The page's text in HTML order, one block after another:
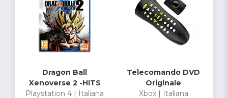
Dragon Ball
Xenoverse 2 -HITS
Playstation 4 | Italiana
Telecomando DVD
Originale
Xbox | Italiana